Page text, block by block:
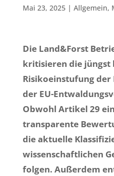
Mai 23, 2025| Allgemein,
Die Land&Forst
kritisieren die jüngst
Risikoeinstufung der
der EU-
Obwohl Artikel 29
transparente
die aktuelle
wissenschaftlichen
folgen. Außerdem